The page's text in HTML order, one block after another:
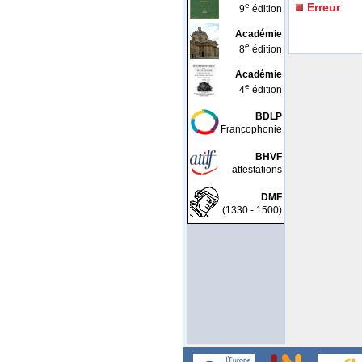
9e édition
Académie
8e édition
Académie
4e édition
BDLP
Francophonie
BHVF
attestations
DMF
(1330 - 1500)
Erreur